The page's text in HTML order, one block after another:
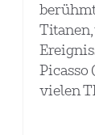
Picasso
vielen